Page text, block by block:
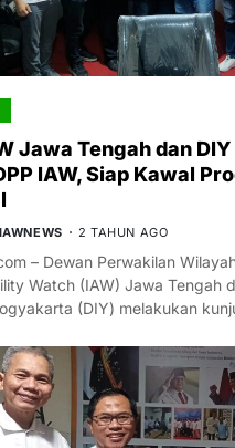
Jawa Tengah dan
IAW, Siap Kawal
2 TAHUN AGO
– Dewan Perwakilan
Watch (IAW) Jawa Tengah
(DIY) melakukan